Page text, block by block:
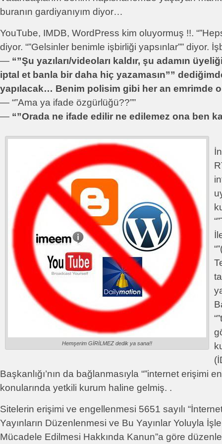
buranın gardiyanıyım diyor…
YouTube, IMDB, WordPress kim oluyormuş !!.
diyor. “”Gelsinler benimle işbirliği yapsınlar”” diyor.
— “”Şu yazıları/videoları kaldır, şu adamın
iptal et banla bir daha hiç yazamasın””
yapılacak… Benim polisim gibi her an emrimde
— “”Ama ya ifade özgürlüğü??””
— “”Orada ne ifade edilir ne edilemez ona ben
Hemşerim GİRİLMEZ dedik ya sana!!
Başkanlığı’nın da bağlanmasıyla “”internet erişimi
konularında yetkili kurum haline gelmiş. .
Sitelerin erişimi ve engellenmesi 5651 sayılı
Yayınların Düzenlenmesi ve Bu Yayınlar Yoluyla
Mücadele Edilmesi Hakkında Kanun”a göre